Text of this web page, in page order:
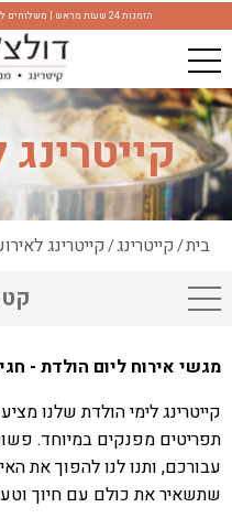
הזמנות 24 שעות מראש | משלוחים לכל הארץ במחירים משתנים בתיאום טלפוני
בית/קייטרינג/קייטרינג
מגשי אירוח ליום הולדת -
קייטרינג לימי הולדת שלנו
תפריטים מפנקים במיוחד.
עבורכם, ותנו לנו להפוך את
שתשאיר את כולם עם חיוך